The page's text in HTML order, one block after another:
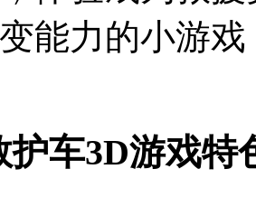
能力的小游
护车3D游戏特